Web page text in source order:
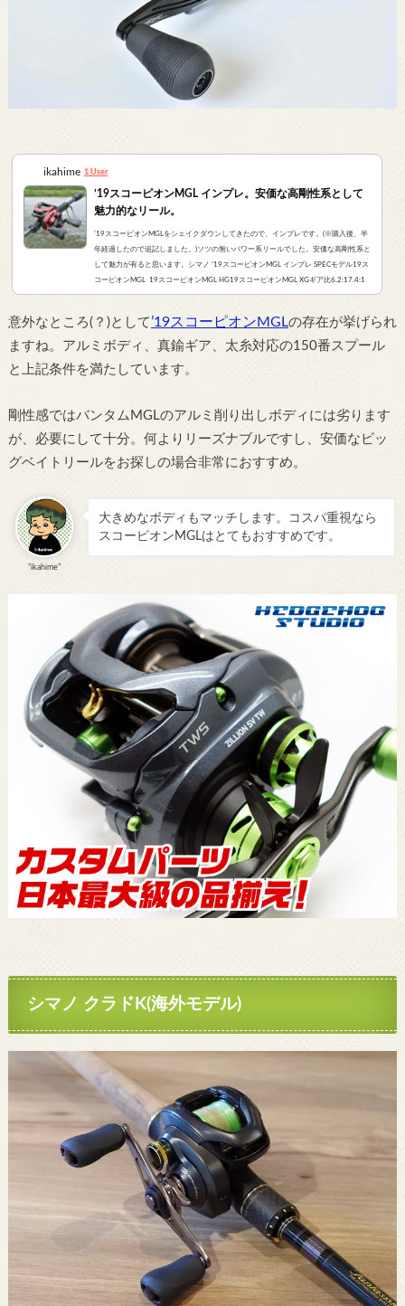
ikahime 1 User
’19スコーピオンMGL インプレ。安価な高剛性系として
魅力的なリール。
’19スコーピオンMGLをシェイクダウンしてきたので、インプレです。(※購入後、半
年経過したので追記しました。)ソツの無いパワー系リールでした。安価な高剛性系と
して魅力が有ると思います。シマノ ’19スコーピオンMGL インプレ SPECモデル19ス
コーピオンMGL 19スコーピオンMGL HG19スコーピオンMGL XGギア比6.2:17.4:1
8.5:1スプール径34mm34mm34mm最大巻上長66cm79cm91cmライン キャパシテ
5gハンドル長84mm84mm90mm シマノ ’19スコーピオンMGLのインプレ...
意外なところ(？)として ’19スコーピオンMGLの存在が挙げられ
ますね。アルミボディ、真鍮ギア、太糸対応の150番スプール
と上記条件を満たしています。
剛性感ではバンタムMGLのアルミ削り出しボディには劣ります
が、必要にして十分。何よりリーズナブルですし、安価なビッ
グベイトリールをお探しの場合非常におすすめ。
“ikahime”
大きめなボディもマッチします。コスパ重視なら
スコーピオンMGLはとてもおすすめです。
シマノ クラドK(海外モデル)